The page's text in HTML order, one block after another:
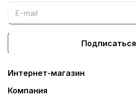
Подписаться
Интернет-магазин
Компания